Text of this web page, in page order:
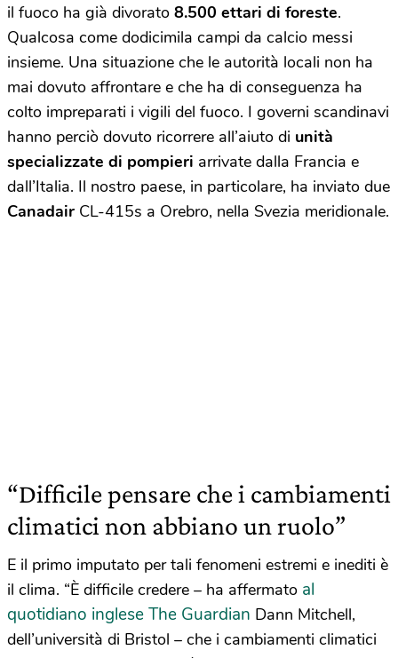
il fuoco ha già divorato 8.500 ettari di foreste.
Qualcosa come dodicimila campi da calcio messi
insieme. Una situazione che le autorità locali non ha
mai dovuto affrontare e che ha di conseguenza ha
colto impreparati i vigili del fuoco. I governi scandinavi
hanno perciò dovuto ricorrere all’aiuto di unità
specializzate di pompieri arrivate dalla Francia e
dall’Italia. Il nostro paese, in particolare, ha inviato due
Canadair CL-415s a Orebro, nella Svezia meridionale.
“Difficile pensare che i cambiamenti
climatici non abbiano un ruolo”
E il primo imputato per tali fenomeni estremi e inediti è
il clima. “È difficile credere – ha affermato al
quotidiano inglese The Guardian Dann Mitchell,
dell’università di Bristol – che i cambiamenti climatici